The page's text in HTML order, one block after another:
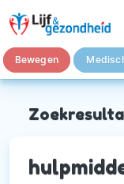
Bewegen